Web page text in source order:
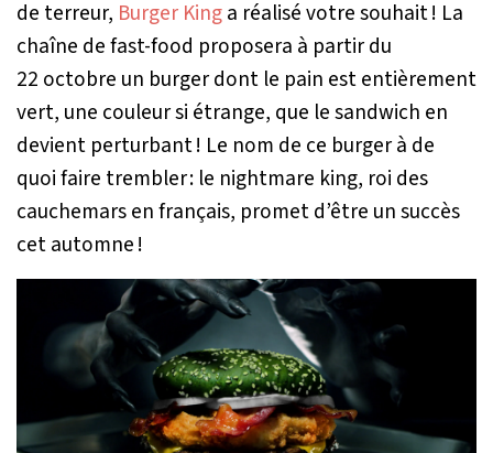
de terreur, Burger Kinga réalisé votre souhait ! La
chaîne de fast-food proposera à partir du
22 octobre un burger dont le pain est entièrement
vert, une couleur si étrange, que le sandwich en
devient perturbant ! Le nom de ce burger à de
quoi faire trembler : le nightmare king, roi des
cauchemars en français, promet d’être un succès
cet automne !